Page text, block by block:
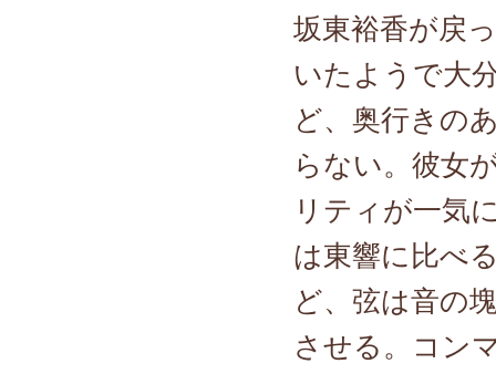
坂東裕香が戻
いたようで大
ど、奥行きの
らない。彼女
リティが一気
は東響に比べ
ど、弦は音の
させる。コン